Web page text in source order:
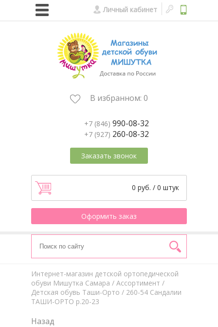
Личный кабинет
В избранном: 0
+7 (846) 990-08-32
+7 (927) 260-08-32
Заказать звонок
0 руб. / 0 штук
Оформить заказ
Интернет-магазин детской ортопедической
обуви Мишутка Самара / Aссортимент /
Детская обувь Таши-Орто / 260-54 Сандалии
ТАШИ-ОРТО р.20-23
Назад